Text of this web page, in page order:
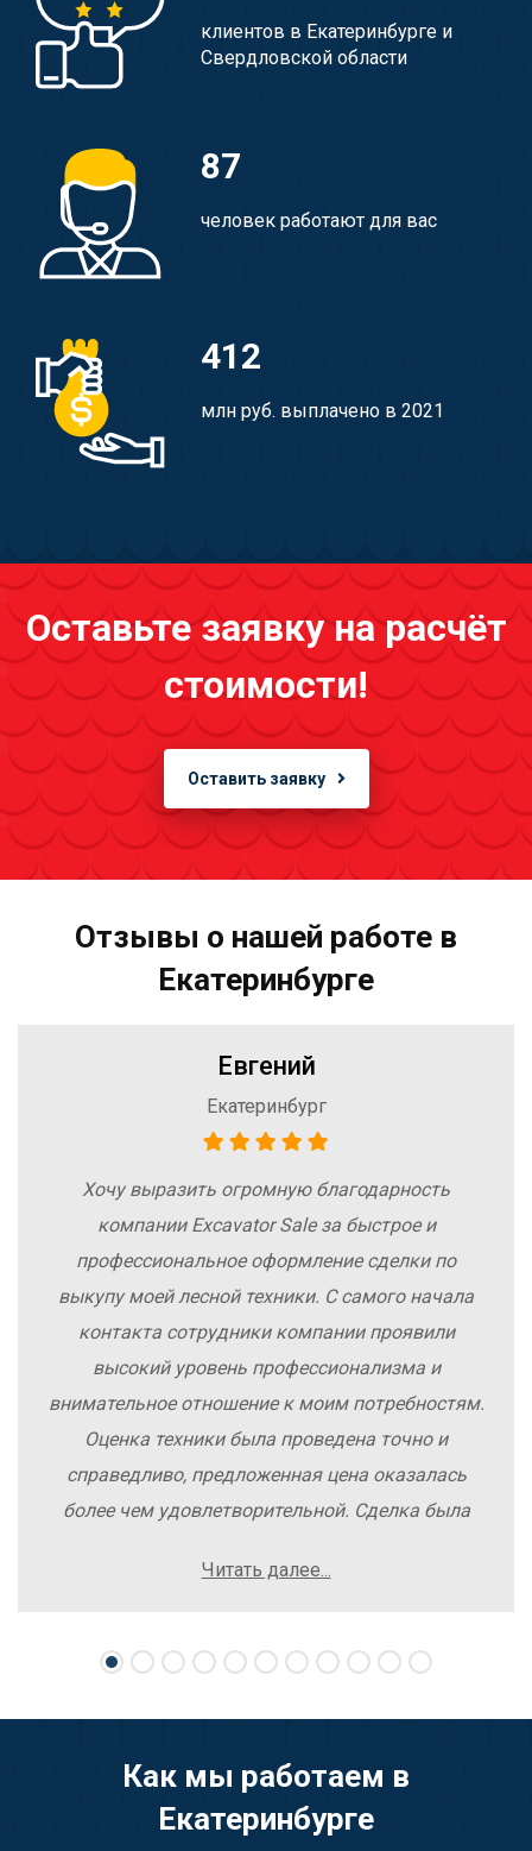
клиентов в Екатеринбурге и
Свердловской области
87
человек работают для вас
412
млн руб. выплачено в 2021
Оставьте заявку на расчёт
стоимости!
Оставить заявку
Отзывы о нашей работе в
Екатеринбурге
Евгений
Екатеринбург
Хочу выразить огромную благодарность
компании Excavator Sale за быстрое и
профессиональное оформление сделки по
выкупу моей лесной техники. С самого начала
контакта сотрудники компании проявили
высокий уровень профессионализма и
внимательное отношение к моим потребностям.
Оценка техники была проведена точно и
справедливо, предложенная цена оказалась
более чем удовлетворительной. Сделка была
осложнений. Рекомендую компанию Excavator
свою спецтехнику.
Читать далее...
Как мы работаем в
Екатеринбурге